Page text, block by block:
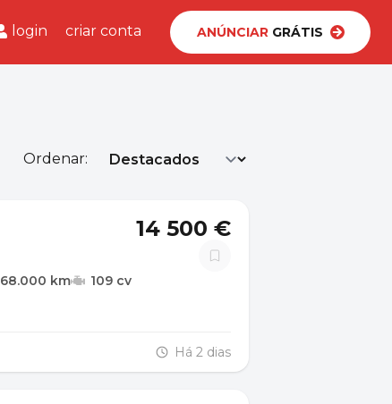
login criar conta ANÚNCIARGRÁTIS
Ordenar:
14 500 €
68.000 km 109 cv
Há 2 dias